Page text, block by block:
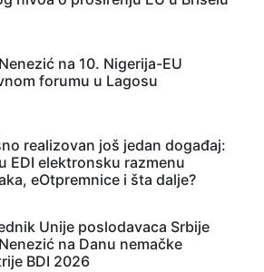
na 10. Nigerija-EU
forumu u Lagosu
realizovan još jedan događaj:
EDI elektronsku razmenu
eOtpremnice i šta dalje?
Unije poslodavaca Srbije
na Danu nemačke
BDI 2026